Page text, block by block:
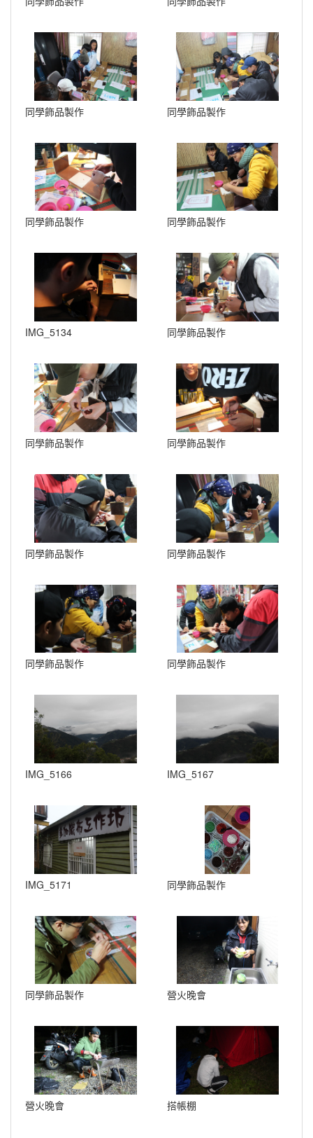
同學飾品製作 同學飾品製作
同學飾品製作 同學飾品製作
IMG_5134 同學飾品製作
同學飾品製作 同學飾品製作
同學飾品製作 同學飾品製作
同學飾品製作 同學飾品製作
IMG_5166 IMG_5167
IMG_5171 同學飾品製作
同學飾品製作 營火晚會
營火晚會 搭帳棚